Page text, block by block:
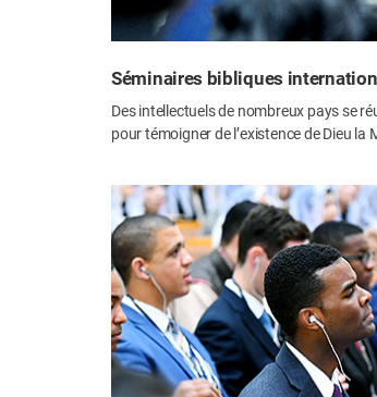
Séminaires bibliques
Des intellectuels de nombreux pays se
pour témoigner de l’existence de Dieu la